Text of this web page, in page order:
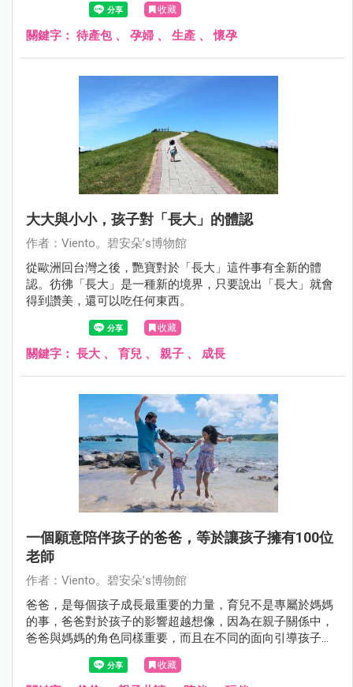
收藏
關鍵字： 待產包、 孕婦 、 生產 、懷孕
大大與小小，孩子對「長大」的體認
作者：Viento。碧安朵’s博物館
從歐洲回台灣之後，艷寶對於「長大」這件事有全新的體
認。彷彿「長大」是一種新的境界，只要說出「長大」就會
得到讚美，還可以吃任何東西。
收藏
關鍵字： 長大 、 育兒 、 親子 、 成長
一個願意陪伴孩子的爸爸，等於讓孩子擁有100位
老師
作者：Viento。碧安朵’s博物館
爸爸，是每個孩子成長最重要的力量，育兒不是專屬於媽媽
的事，爸爸對於孩子的影響超越想像，因為在親子關係中，
爸爸與媽媽的角色同樣重要，而且在不同的面向引導孩子的
長整與發展。
收藏